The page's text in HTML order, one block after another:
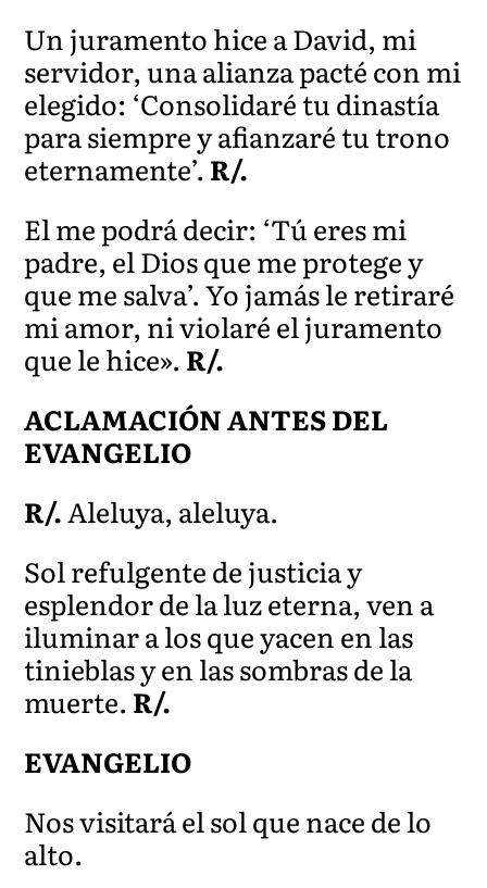
Un juramento hice a David, mi
servidor, una alianza pacté con mi
elegido: ‘Consolidaré tu dinastía
para siempre y afianzaré tu trono
eternamente’. R/.
El me podrá decir: ‘Tú eres mi
padre, el Dios que me protege y
que me salva’. Yo jamás le retiraré
mi amor, ni violaré el juramento
que le hice». R/.
ACLAMACIÓN ANTES DEL
EVANGELIO
R/.Aleluya, aleluya.
Sol refulgente de justicia y
esplendor de la luz eterna, ven a
iluminar a los que yacen en las
tinieblas y en las sombras de la
muerte. R/.
EVANGELIO
Nos visitará el sol que nace de lo
alto.